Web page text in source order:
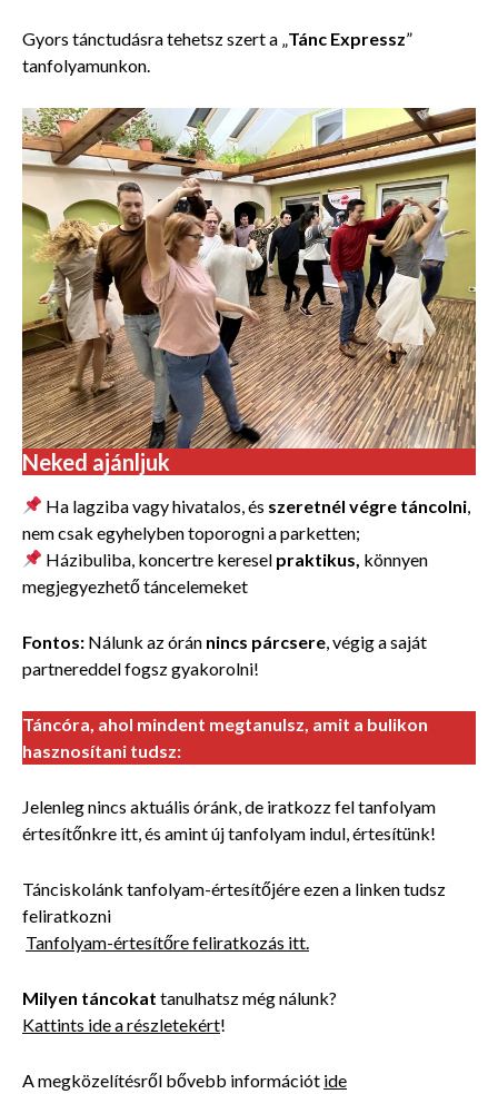
Gyors tánctudásra tehetsz szert a „Tánc Expressz”
tanfolyamunkon.
Neked ajánljuk
Ha lagziba vagy hivatalos, és szeretnél végre táncolni,
nem csak egyhelyben toporogni a parketten;
Házibuliba, koncertre keresel praktikus, könnyen
megjegyezhető táncelemeket
Fontos: Nálunk az órán nincs párcsere, végig a saját
partnereddel fogsz gyakorolni!
Táncóra, ahol mindent megtanulsz, amit a bulikon
hasznosítani tudsz:
Jelenleg nincs aktuális óránk, de iratkozz fel tanfolyam
értesítőnkre itt, és amint új tanfolyam indul, értesítünk!
Tánciskolánk tanfolyam-értesítőjére ezen a linken tudsz
feliratkozni
Tanfolyam-értesítőre feliratkozás itt.
Milyen táncokat tanulhatsz még nálunk?
Kattints ide a részletekért!
A megközelítésről bővebb információt ide